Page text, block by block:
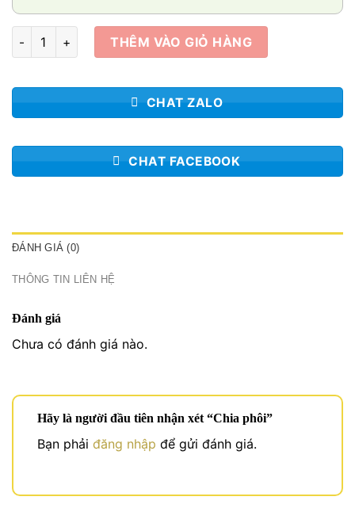
Chia phôi số lượngTHÊM VÀO GIỎ HÀNG
CHAT ZALO
CHAT FACEBOOK
ĐÁNH GIÁ (0)
THÔNG TIN LIÊN HỆ
Đánh giá
Chưa có đánh giá nào.
Hãy là người đầu tiên nhận xét “Chia phôi”
Bạn phải đăng nhập để gửi đánh giá.